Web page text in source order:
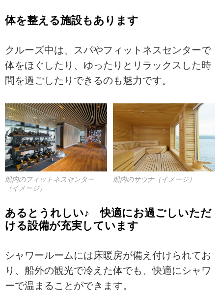
体を整える施設もあります
クルーズ中は、スパやフィットネスセンターで
体をほぐしたり、ゆったりとリラックスした時
間を過ごしたりできるのも魅力です。
船内のフィットネスセンター
（イメージ）
船内のサウナ（イメージ）
あるとうれしい♪ 快適にお過ごしいただ
ける設備が充実しています
シャワールームには床暖房が備え付けられてお
り、船外の観光で冷えた体でも、快適にシャワ
ーで温まることができます。